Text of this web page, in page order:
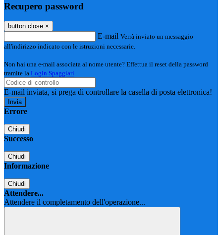
Recupero password
button close ×
E-mail Verrà inviato un messaggio
all'indirizzo indicato con le istruzioni necessarie.
Non hai una e-mail associata al nome utente? Effettua il reset della password
tramite la Login Spaggiari
E-mail inviata, si prega di controllare la casella di posta elettronica!
Errore
Chiudi
Successo
Chiudi
Informazione
Chiudi
Attendere...
Attendere il completamento dell'operazione...